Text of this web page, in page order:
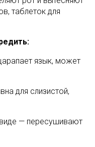
таблеток для
язык, может
для слизистой,
— пересушивают